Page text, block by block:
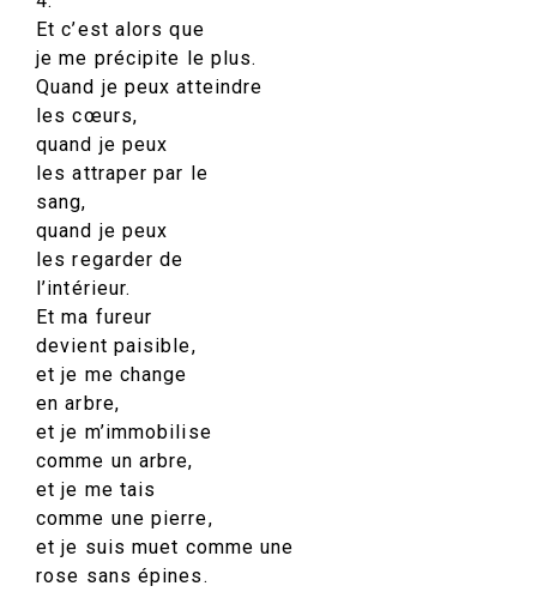
Et c’est alors que
je me précipite le plus.
Quand je peux atteindre
les cœurs,
quand je peux
les attraper par le
sang,
quand je peux
les regarder de
l’intérieur.
Et ma fureur
devient paisible,
et je me change
en arbre,
et je m’immobilise
comme un arbre,
et je me tais
comme une pierre,
et je suis muet comme une
rose sans épines.